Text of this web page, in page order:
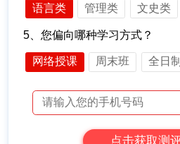
语言类 管理类 文史类
5、您偏向哪种学习方式？
网络授课 周末班 全日制